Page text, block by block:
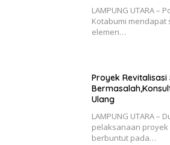
LAMPUNG UTARA –
Kotabumi mendapat
elemen…
Proyek Revitalisasi
Ulang
LAMPUNG UTARA –
pelaksanaan proyek
berbuntut pada…